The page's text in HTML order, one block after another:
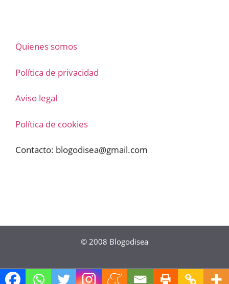
Quienes somos
Política de privacidad
Aviso legal
Política de cookies
Contacto: blogodisea@gmail.com
© 2008 Blogodisea